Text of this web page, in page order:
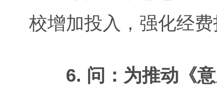
校增加投入，强化经
6. 问：为推动《